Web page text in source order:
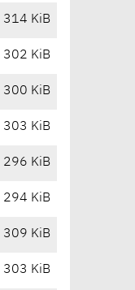
314 KiB
302 KiB
300 KiB
303 KiB
296 KiB
294 KiB
309 KiB
303 KiB